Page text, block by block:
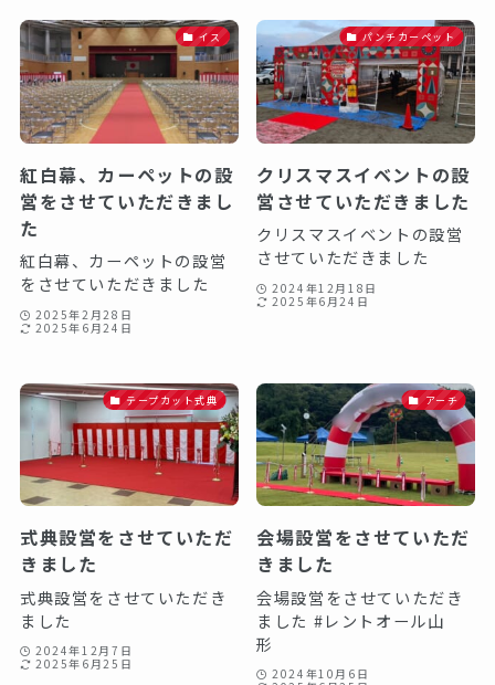
イス
紅白幕、カーペットの設
営をさせていただきまし
た
紅白幕、カーペットの設営
をさせていただきました
2025年2月28日
2025年6月24日
パンチカーペット
クリスマスイベントの設
営させていただきました
クリスマスイベントの設営
させていただきました
2024年12月18日
2025年6月24日
テープカット式典
式典設営をさせていただ
きました
式典設営をさせていただき
ました
2024年12月7日
2025年6月25日
アーチ
会場設営をさせていただ
きました
会場設営をさせていただき
ました #レントオール山
形
2024年10月6日